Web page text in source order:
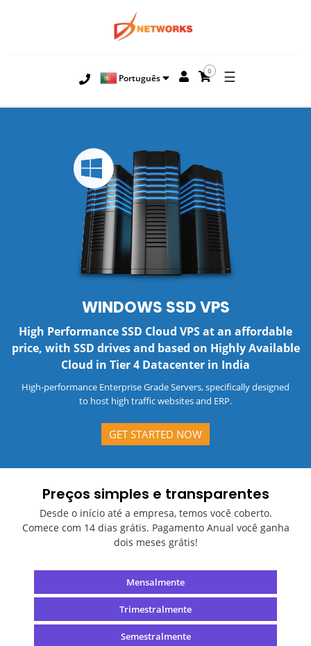
Português
0 ☰
WINDOWS SSD VPS
High Performance SSD Cloud VPS at an affordable
price, with SSD drives and based on Highly Available
Cloud in Tier 4 Datacenter in India
High-performance Enterprise Grade Servers, specifically designed
to host high traffic websites and ERP.
GET STARTED NOW
Preços simples e transparentes
Desde o início até a empresa, temos você coberto.
Comece com 14 dias grátis. Pagamento Anual você ganha
dois meses grátis!
Mensalmente
Trimestralmente
Semestralmente